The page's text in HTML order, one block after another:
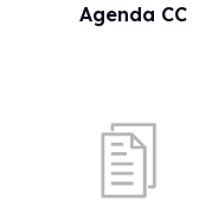
Agenda CC